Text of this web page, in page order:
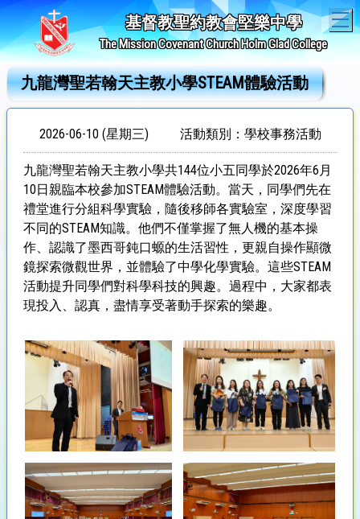
基督教聖約教會堅樂中學
The Mission Covenant Church Holm Glad College
九龍灣聖若翰天主教小學STEAM體驗活動
2026-06-10 (星期三) 活動類別：學校事務活動
九龍灣聖若翰天主教小學共144位小五同學於2026年6月
10日親臨本校參加STEAM體驗活動。當天，同學們先在
禮堂進行分組科學實驗，隨後移師各實驗室，深度學習
不同的STEAM知識。他們不僅掌握了無人機的基本操
作、認識了墨西哥鈍口螈的生活習性，更親自操作顯微
鏡探索微觀世界，並體驗了中學化學實驗。這些STEAM
活動提升同學們對科學科技的興趣。過程中，大家都表
現投入、認真，盡情享受著動手探索的樂趣。